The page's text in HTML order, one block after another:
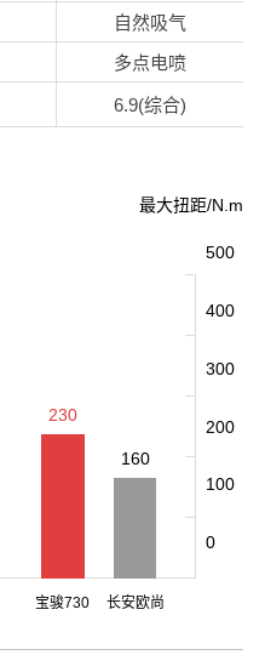
自然吸气
多点电喷
6.9(综合)
最大扭距/N.m
宝骏730
230
长安欧尚
160
500
400
300
200
100
0